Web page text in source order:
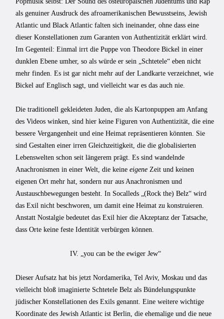
als genuiner Ausdruck des afroamerikanischen Bewusstseins, Jewish
Atlantic und Black Atlantic falten sich ineinander, ohne dass eine
dieser Konstellationen zum Garanten von Authentizität erklärt wird.
Im Gegenteil: Einmal irrt die Puppe von Theodore Bickel in einer
dunklen Ebene umher, so als würde er sein „Schtetele“ eben nicht
mehr finden. Es ist gar nicht mehr auf der Landkarte verzeichnet, wie
Bickel auf Englisch sagt, und vielleicht war es das auch nie.
Die traditionell gekleideten Juden, die als Kartonpuppen am Anfang
des Videos winken, sind hier keine Figuren von Authentizität, die eine
bessere Vergangenheit und eine Heimat repräsentieren könnten. Sie
sind Gestalten einer irren Gleichzeitigkeit, die die globalisierten
Lebenswelten schon seit längerem prägt. Es sind wandelnde
Anachronismen in einer Welt, die keine eigene Zeit und keinen
eigenen Ort mehr hat, sondern nur aus Anachronismen und
Austauschbewegungen besteht. In Socalleds „(Rock the) Belz“ wird
das Exil nicht beschworen, um damit eine Heimat zu konstruieren.
Anstatt Nostalgie bedeutet das Exil hier die Akzeptanz der Tatsache,
dass Orte keine feste Identität verbürgen können.
IV. „you can be the ewiger Jew“
Dieser Aufsatz hat bis jetzt Nordamerika, Tel Aviv, Moskau und das
vielleicht bloß imaginierte Schtetele Belz als Bündelungspunkte
jüdischer Konstellationen des Exils genannt. Eine weitere wichtige
Koordinate des Jewish Atlantic ist Berlin, die ehemalige und die neue